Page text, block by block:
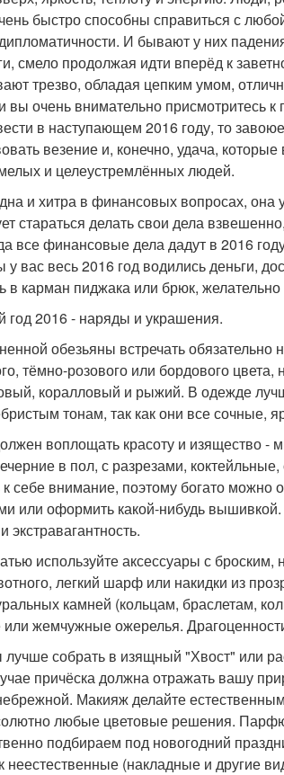
быстро способны справиться с
И бывают у них
смело продолжая идти вперёд к
трезво, обладая цепким умом,
вы очень внимательно присмотритесь
в наступающем 2016 году, то
везение и, конечно, удача,
и целеустремлённых людей.
и хитра в финансовых вопросах, она
стараться делать свои дела
все финансовые дела дадут в 2016
у вас весь 2016 год водились деньги,
в карман пиджака или брюк,
год 2016 - наряды и украшения.
обезьяны встречать
тёмно-розового или бордового
коралловый и рыжий. В одежде
тонам, так как они все сочные,
воплощать красоту и изящество
в пол, с разрезами,
себе внимание, поэтому богато можно
или оформить какой-нибудь
экстравагантность.
используйте аксессуары с
легкий шарф или накидки из
камней (кольцам, браслетам,
жемчужные ожерелья.
собрать в изящный "Хвост" или
причёска должна отражать вашу
Макияж делайте
любые цветовые решения.
подбираем под новогодний
неестественные (накладные и другие